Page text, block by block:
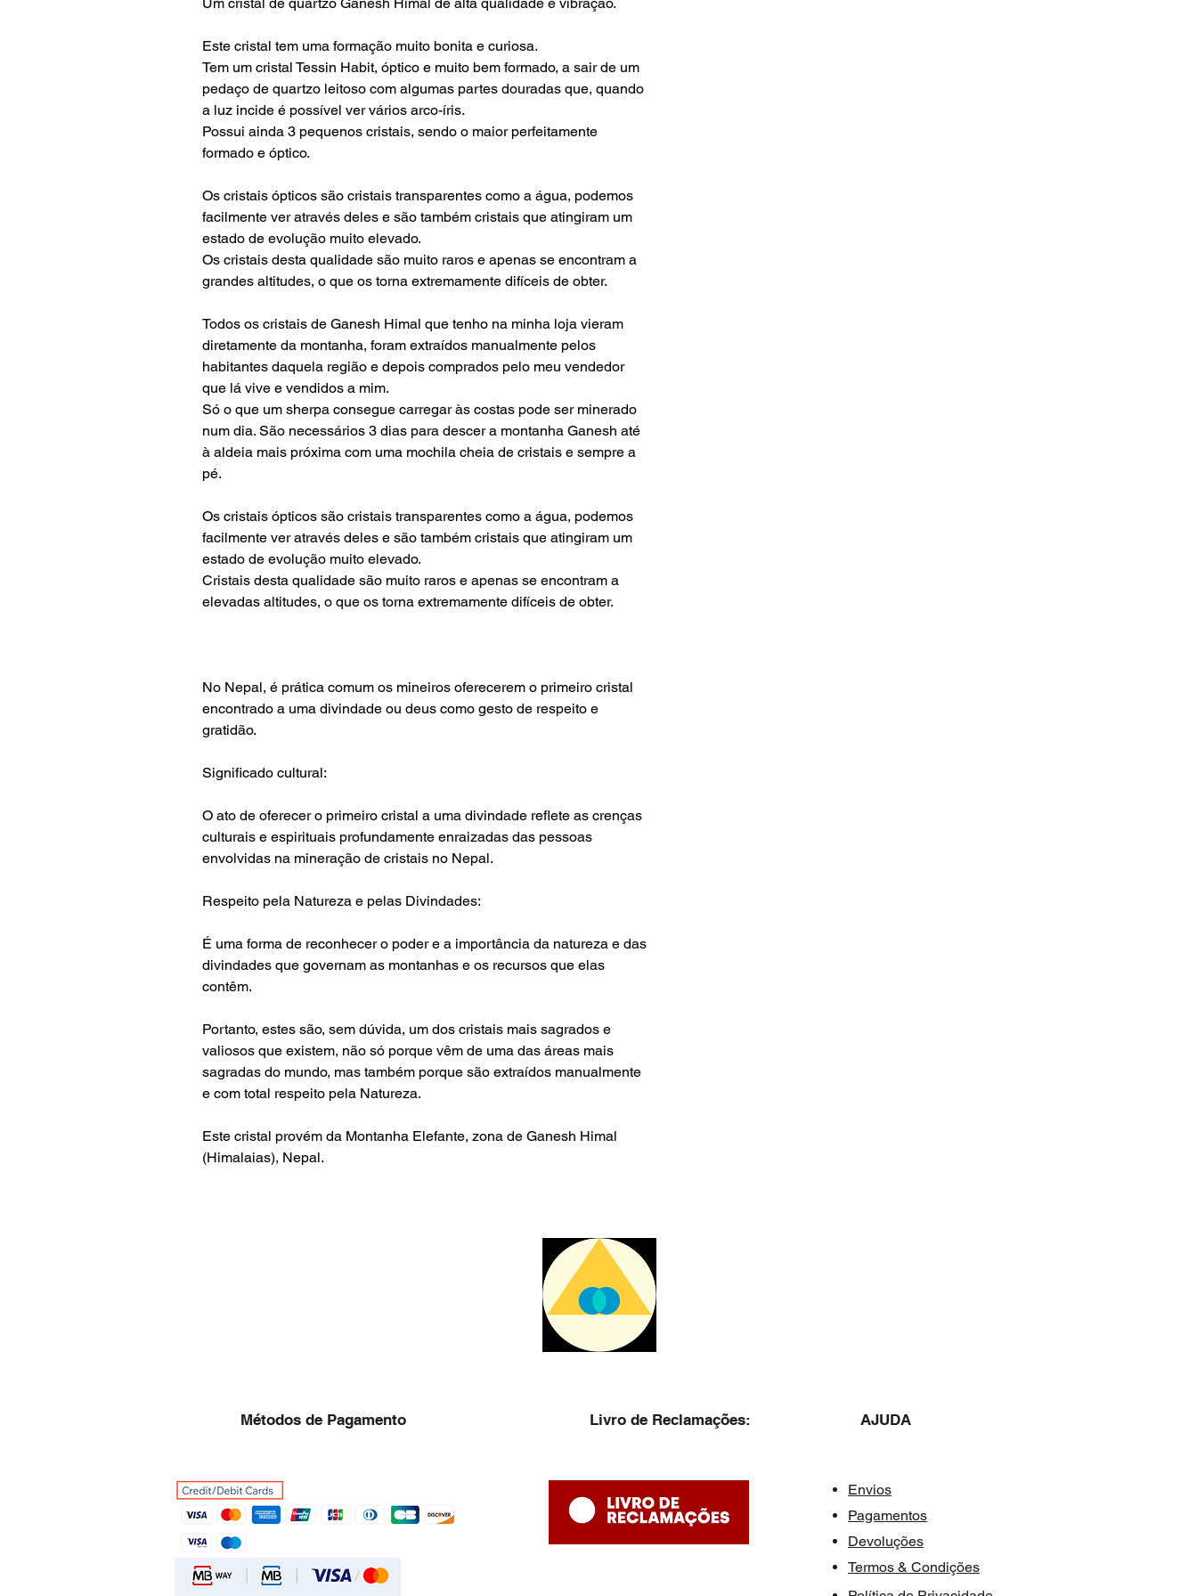
Este cristal tem uma formação muito bonita e curiosa.
Tem um cristal Tessin Habit, óptico e muito bem formado, a sair de um
pedaço de quartzo leitoso com algumas partes douradas que, quando
a luz incide é possível ver vários arco-íris.
Possui ainda 3 pequenos cristais, sendo o maior perfeitamente
formado e óptico.
Os cristais ópticos são cristais transparentes como a água, podemos
facilmente ver através deles e são também cristais que atingiram um
estado de evolução muito elevado.
Os cristais desta qualidade são muito raros e apenas se encontram a
grandes altitudes, o que os torna extremamente difíceis de obter.
Todos os cristais de Ganesh Himal que tenho na minha loja vieram
diretamente da montanha, foram extraídos manualmente pelos
habitantes daquela região e depois comprados pelo meu vendedor
que lá vive e vendidos a mim.
Só o que um sherpa consegue carregar às costas pode ser minerado
num dia. São necessários 3 dias para descera montanha Ganesh até
à aldeia mais próxima com uma mochila cheia de cristais e sempre a
pé.
Os cristais ópticos são cristais transparentes como a água, podemos
facilmente ver através deles e são também cristais que atingiram um
estado de evolução muito elevado.
Cristais desta qualidade são muito raros e apenas se encontram a
elevadas altitudes, o que os torna extremamente difíceis de obter.
No Nepal, é prática comum os mineiros oferecerem o primeiro cristal
encontrado a uma divindade ou deus como gesto de respeito e
gratidão.
Significado cultural:
O ato de oferecer o primeiro cristal a uma divindade reflete as crenças
culturais e espirituais profundamente enraizadas das pessoas
envolvidas na mineração de cristais no Nepal.
Respeito pela Natureza e pelas Divindades:
É uma forma de reconhecer o poder e a importância da natureza e das
divindades que governam as montanhas e os recursos que elas
contêm.
Portanto, estes são, sem dúvida, um dos cristais mais sagrados e
valiosos que existem, não só porque vêm de uma das áreas mais
sagradas do mundo, mas também porque são extraídos manualmente
e com total respeito pela Natureza.
Este cristal provém da Montanha Elefante, zona de Ganesh Himal
(Himalaias), Nepal.
Métodos de Pagamento Livro de Reclamações: AJUDA​​
Envios
Pagamentos
Devoluções
Termos & Condições